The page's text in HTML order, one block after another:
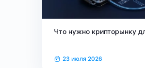
Что нужно крипторынку
23 июля 2026